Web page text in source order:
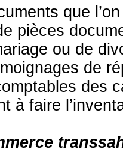
que
pièces
ou de
de
des
à faire